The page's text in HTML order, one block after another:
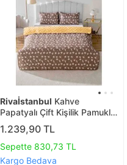
Rivaİstanbul Kahve
Papatyalı Çift Kişilik Pamuklu
Kapitone Pike & Yatak
Örtüsü
1.239,90 TL
Sepette 830,73 TL
Kargo Bedava